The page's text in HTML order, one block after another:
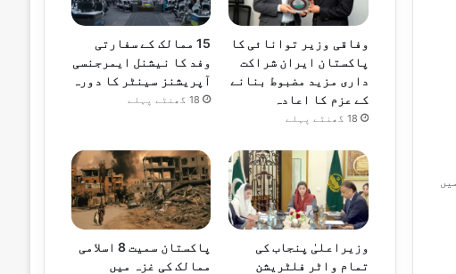
وفاقی وزیر توانائی کا
پاکستان ایران شراکت
داری مزید مضبوط بنانے
کے عزم کا اعادہ
18 گھنٹے پہلے
15 ممالک کے سفارتی
وفد کا نیشنل ایمرجنسی
آپریشنز سینٹر کا دورہ
18 گھنٹے پہلے
وزیراعلیٰ پنجاب کی
تمام واٹر فلٹریشن
پاکستان سمیت 8 اسلامی
ممالک کی غزہ میں